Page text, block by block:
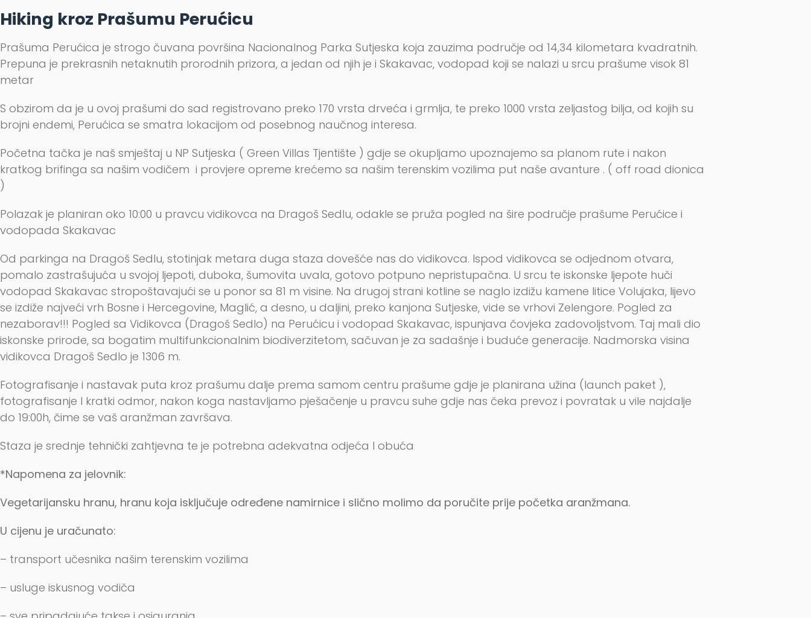
Hiking kroz Prašumu Perućicu
Prašuma Perućica je strogo čuvana površina Nacionalnog Parka Sutjeska koja zauzima područje od 14,34 kilometara kvadratnih.
Prepuna je prekrasnih netaknutih prorodnih prizora, a jedan od njih je i Skakavac, vodopad koji se nalazi u srcu prašume visok 81
metar
S obzirom da je u ovoj prašumi do sad registrovano preko 170 vrsta drveća i grmlja, te preko 1000 vrsta zeljastog bilja, od kojih su
brojni endemi, Perućica se smatra lokacijom od posebnog naučnog interesa.
Početna tačka je naš smještaj u NP Sutjeska ( Green Villas Tjentište ) gdje se okupljamo upoznajemo sa planom rute i nakon
kratkog brifinga sa našim vodičem i provjere opreme krećemo sa našim terenskim vozilima put naše avanture . ( off road dionica
)
Polazak je planiran oko 10:00 u pravcu vidikovca na Dragoš Sedlu, odakle se pruža pogled na šire područje prašume Perućice i
vodopada Skakavac
Od parkinga na Dragoš Sedlu, stotinjak metara duga staza dovešće nas do vidikovca. Ispod vidikovca se odjednom otvara,
pomalo zastrašujuća u svojoj ljepoti, duboka, šumovita uvala, gotovo potpuno nepristupačna. U srcu te iskonske ljepote huči
vodopad Skakavac stropoštavajući se u ponor sa 81 m visine. Na drugoj strani kotline se naglo izdižu kamene litice Volujaka, lijevo
se izdiže najveći vrh Bosne i Hercegovine, Maglić, a desno, u daljini, preko kanjona Sutjeske, vide se vrhovi Zelengore. Pogled za
nezaborav!!! Pogled sa Vidikovca (Dragoš Sedlo) na Perućicu i vodopad Skakavac, ispunjava čovjeka zadovoljstvom. Taj mali dio
iskonske prirode, sa bogatim multifunkcionalnim biodiverzitetom, sačuvan je za sadašnje i buduće generacije. Nadmorska visina
vidikovca Dragoš Sedlo je 1306 m.
Fotografisanje i nastavak puta kroz prašumu dalje prema samom centru prašume gdje je planirana užina (launch paket ),
fotografisanje I kratki odmor, nakon koga nastavljamo pješačenje u pravcu suhe gdje nas čeka prevoz i povratak u vile najdalje
do 19:00h, čime se vaš aranžman završava.
Staza je srednje tehnički zahtjevna te je potrebna adekvatna odjeća I obuća
*Napomena za jelovnik:
Vegetarijansku hranu, hranu koja isključuje određene namirnice i slično molimo da poručite prije početka aranžmana.
U cijenu je uračunato:
– transport učesnika našim terenskim vozilima
– usluge iskusnog vodiča